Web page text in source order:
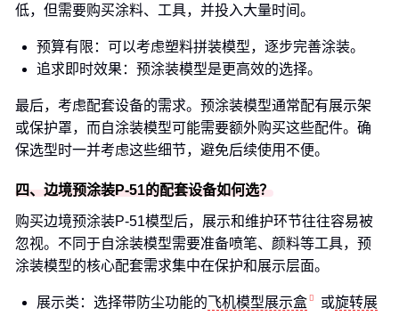
低，但需要购买涂料、工具，并投入大量时间。
预算有限：可以考虑塑料拼装模型，逐步完善涂装。
追求即时效果：预涂装模型是更高效的选择。
最后，考虑配套设备的需求。预涂装模型通常配有展示架
或保护罩，而自涂装模型可能需要额外购买这些配件。确
保选型时一并考虑这些细节，避免后续使用不便。
四、边境预涂装P-51的配套设备如何选？
购买边境预涂装P-51模型后，展示和维护环节往往容易被
忽视。不同于自涂装模型需要准备喷笔、颜料等工具，预
涂装模型的核心配套需求集中在保护和展示层面。
展示类：选择带防尘功能的飞机模型展示盒 或旋转展